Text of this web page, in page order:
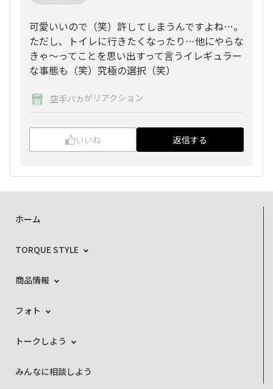
可愛いいので（笑）許してしまうんですよね…。
ただし、トイレに行きたくなったり…他にやらな
きゃ〜ってことを思い出すって言うイレギュラー
な事態も（笑）究極の選択（笑）
空手バカがリアクション
いいね 返信する
ホーム
TORQUE STYLE
商品情報
フォト
トークしよう
みんなに相談しよう